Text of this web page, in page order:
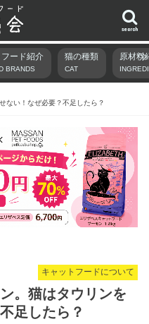
search
ード紹介
BRANDS
猫の種類
CAT
原材料
ない！なぜ必要？不足したら？
キャットフードについて
。猫はタウリンを
足したら？